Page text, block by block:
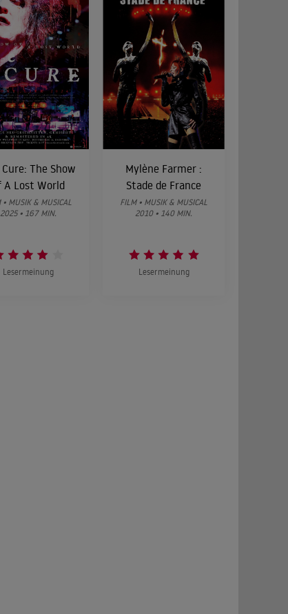
The Show
A Lost World
• MUSIK & MUSICAL
2025 • 167 MIN.
Lesermeinung
Mylène Farmer :
Stade de France
FILM • MUSIK & MUSICAL
2010 • 140 MIN.
Lesermeinung